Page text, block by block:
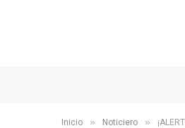
Inicio » Noticiero »